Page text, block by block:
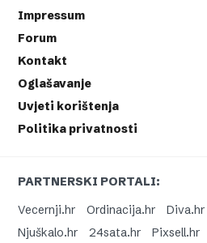
Impressum
Forum
Kontakt
Oglašavanje
Uvjeti korištenja
Politika privatnosti
PARTNERSKI PORTALI:
Vecernji.hr
Ordinacija.hr Diva.hr
Njuškalo.hr
24sata.hr Pixsell.hr